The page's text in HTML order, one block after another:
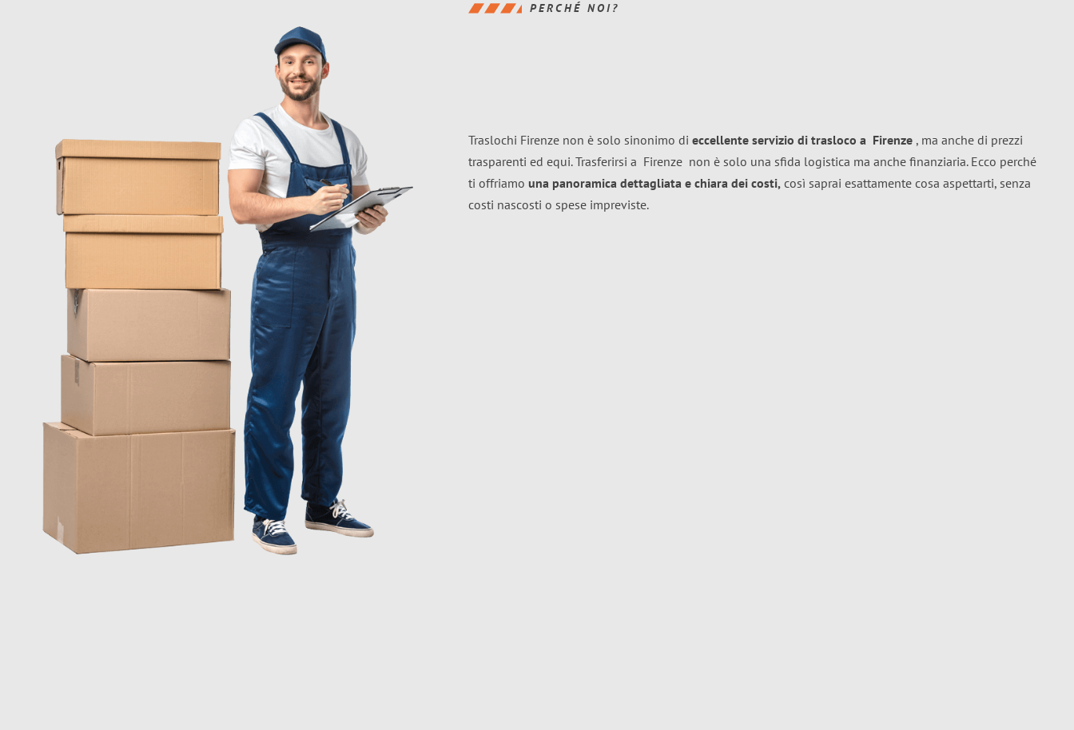
PERCHÉ NOI?
Traslochi Firenze non è solo sinonimo di eccellente servizio di trasloco a Firenze , ma anche di prezzi
trasparenti ed equi. Trasferirsi a Firenze non è solo una sfida logistica ma anche finanziaria. Ecco perché
ti offriamo una panoramica dettagliata e chiara dei costi, così saprai esattamente cosa aspettarti, senza
costi nascosti o spese impreviste.